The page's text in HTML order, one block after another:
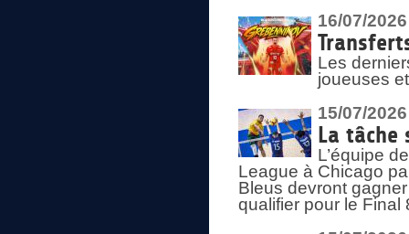
16/07/2026
Les
joueuses
15/07/2026
La tâche
L’équipe
League à Chicago
Bleus devront
qualifier pour le Final